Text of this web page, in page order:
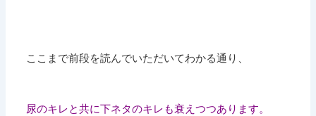
ここまで前段を読んでいただいてわかる通り、
尿のキレと共に下ネタのキレも衰えつつあります。